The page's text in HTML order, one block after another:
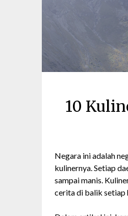
10
Negara ini adalah
kulinernya. Setiap
sampai manis.
cerita di balik setiap